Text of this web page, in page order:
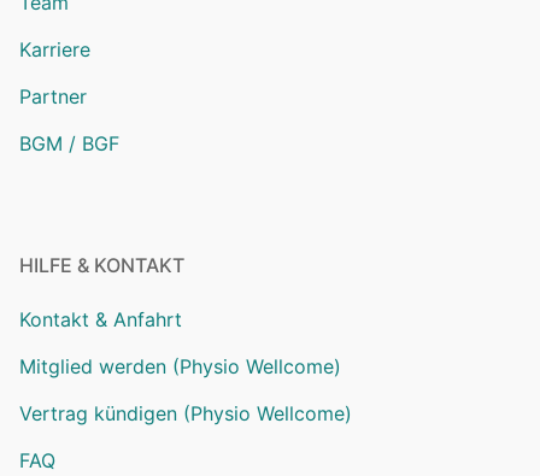
Karriere
Partner
BGM / BGF
HILFE & KONTAKT
Kontakt & Anfahrt
Mitglied werden (Physio Wellcome)
Vertrag kündigen (Physio Wellcome)
FAQ